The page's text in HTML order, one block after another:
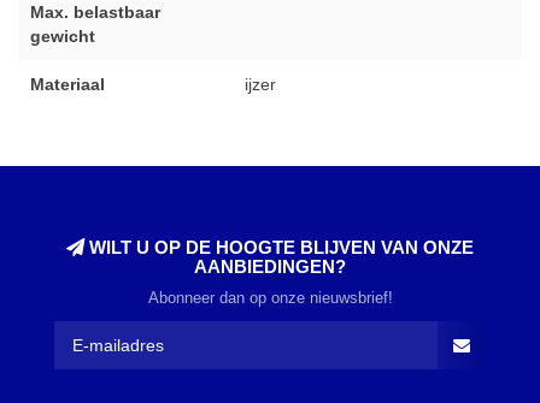
Max. belastbaar
gewicht
Materiaal ijzer
WILT U OP DE HOOGTE BLIJVEN VAN ONZE
AANBIEDINGEN?
Abonneer dan op onze nieuwsbrief!